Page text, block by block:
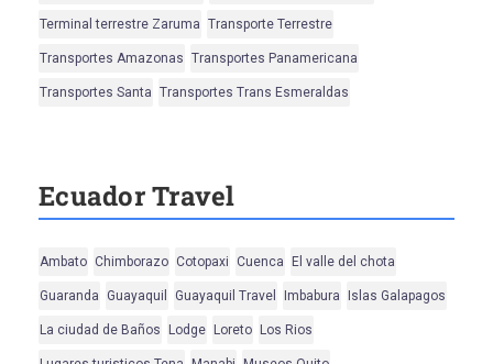
Terminal terrestre Zaruma Transporte Terrestre
Transportes Amazonas Transportes Panamericana
Transportes Santa Transportes Trans Esmeraldas
Ecuador Travel
Ambato Chimborazo Cotopaxi Cuenca El valle del chota
Guaranda Guayaquil Guayaquil Travel Imbabura Islas Galapagos
La ciudad de Baños Lodge Loreto Los Rios